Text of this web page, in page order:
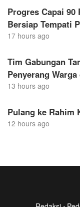
Progres Capai 90
Bersiap Tempati
17 hours ago
Tim Gabungan
Penyerang
13 hours ago
Pulang ke Rahim
12 hours ago